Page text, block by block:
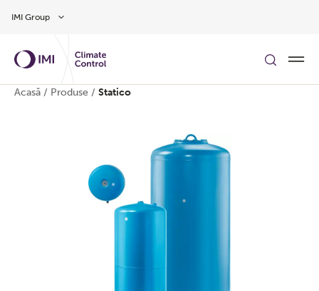
IMI Group
Acasă / Produse / Statico